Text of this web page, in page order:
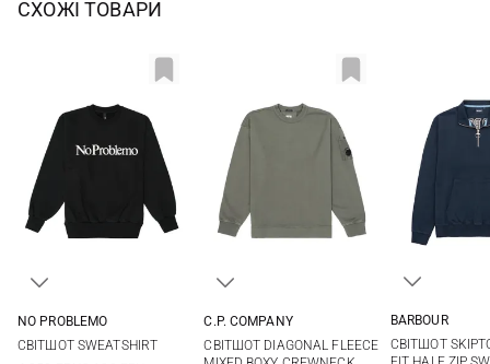
СХОЖІ ТОВАРИ
NO PROBLEMO
СВІТШОТ SWEATSHIRT
XXL
C.P. COMPANY
СВІТШОТ DIAGONAL FLEECE
XXL
3XL
BARBOUR
СВІТШОТ